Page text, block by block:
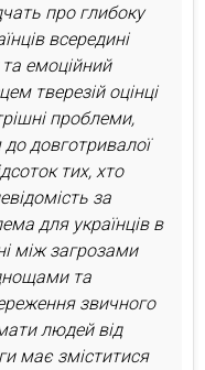
про глибоку
всередині
емоційний
тверезій оцінці
проблеми,
до довготривалої
тих, хто
за
для українців в
між загрозами
та
звичного
людей від
має зміститися